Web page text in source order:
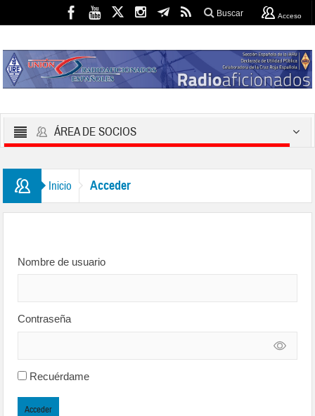
Buscar Acceso
ÁREA DE SOCIOS
Inicio Acceder
Nombre de usuario
Contraseña
Recuérdame
Acceder